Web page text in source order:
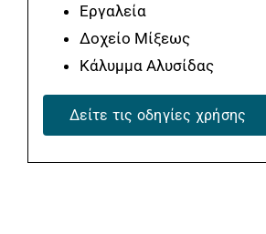
Εργαλεία
Δοχείο Μίξεως
Κάλυμμα Αλυσίδας
Δείτε τις οδηγίες χρήσης